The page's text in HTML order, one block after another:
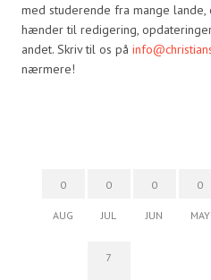
med studerende fra mange
hænder til redigering,
andet. Skriv til os på
nærmere!
0
AUG
0
JUL
0
JUN
0
MAY
7